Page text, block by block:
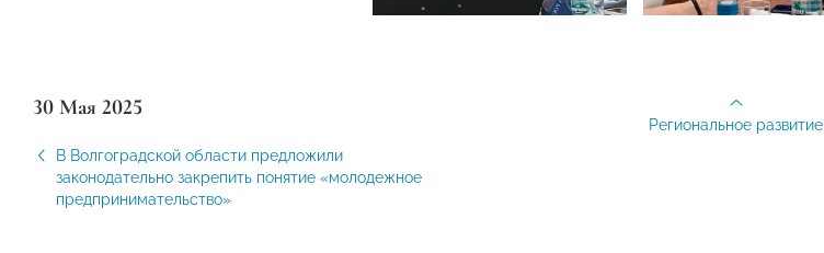
30 Мая 2025
В Волгоградской области предложили
законодательно закрепить понятие «молодежное
предпринимательство»
Региональное развитие